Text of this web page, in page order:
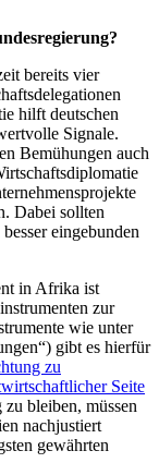
bereits vier
hilft deutschen
Signale.
Bemühungen auch
Dabei sollten
eingebunden
in Afrika ist
zur
wie unter
gibt es hierfür
zu
Seite
bleiben, müssen
nachjustiert
gewährten